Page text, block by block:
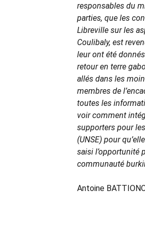
responsables du
parties, que les
Libreville sur les
Coulibaly, est
leur ont été
retour en terre
allés dans les
membres de
toutes les
voir comment
supporters pour
(UNSE) pour
saisi l’opportunité
communauté
Antoine